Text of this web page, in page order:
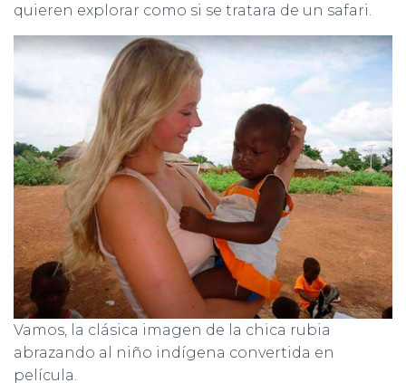
quieren explorar como si se tratara de un safari.
Vamos, la clásica imagen de la chica rubia
abrazando al niño indígena convertida en
película.